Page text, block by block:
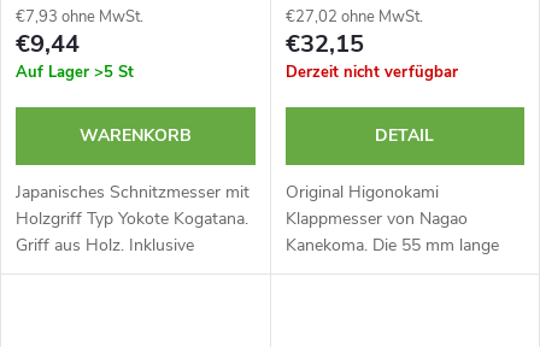
€7,93 ohne MwSt.
€9,44
Auf Lager >5 St
WARENKORB
Japanisches Schnitzmesser mit
Holzgriff Typ Yokote Kogatana.
Griff aus Holz. Inklusive
Klingenetui. Hergestellt in
55 mm - blaues Etui
€27,02 ohne MwSt.
€32,15
Derzeit nicht verfügbar
DETAIL
Original Higonokami
Klappmesser von Nagao
Kanekoma. Die 55 mm lange
Klinge ist in traditioneller